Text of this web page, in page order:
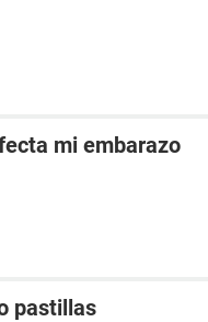
mi embarazo
pastillas